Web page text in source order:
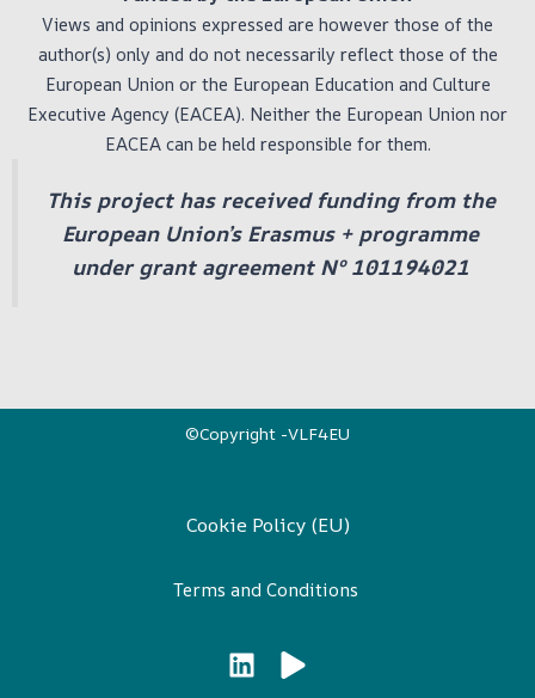
Views and opinions expressed are however those of the
author(s) only and do not necessarily reflect those of the
European Union or the European Education and Culture
Executive Agency (EACEA). Neither the European Union nor
EACEA can be held responsible for them.
This project has received funding from the
European Union’s Erasmus + programme
under grant agreement Nº 101194021
©Copyright -VLF4EU
Cookie Policy (EU)
Terms and Conditions